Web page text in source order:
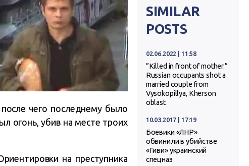
чего последнему было
огонь, убив на месте троих
на преступника
SIMILAR
POSTS
02.06.2022 | 11:58
”Killed in front of mother.”
Russian occupants shot a
married couple from
Vysokopillya, Kherson
oblast
10.03.2017 | 17:19
Боевики «ЛНР»
обвинили в убийстве
«Гиви» украинский
спецназ